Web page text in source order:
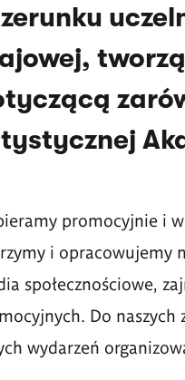
promocyjnie i
i opracowujemy
społecznościowe,
Do naszych
wydarzeń